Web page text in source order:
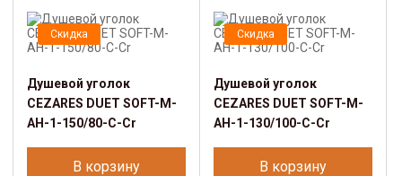
Скидка
Душевой уголок
CEZARES DUET SOFT-M-
AH-1-150/80-C-Cr
В корзину
Скидка
Душевой уголок
CEZARES DUET SOFT-M-
AH-1-130/100-C-Cr
В корзину